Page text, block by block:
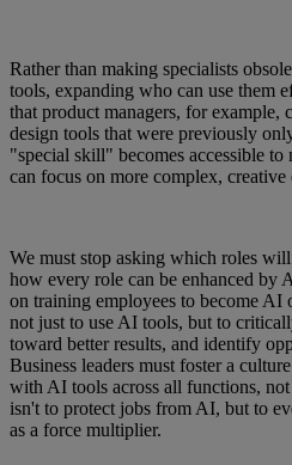
Rather than making specialists
tools, expanding who can use them
that product managers, for example,
design tools that were previously
"special skill" becomes accessible
can focus on more complex, creative
We must stop asking which roles
how every role can be enhanced by
on training employees to become AI
not just to use AI tools, but to
toward better results, and identify
Business leaders must foster a
with AI tools across all functions,
isn't to protect jobs from AI, but to
as a force multiplier.